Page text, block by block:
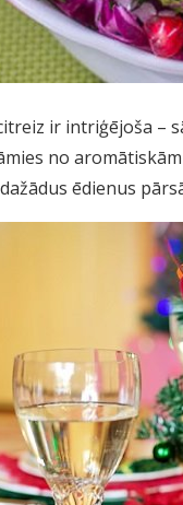
ir intriģējoša –
no
ēdienus